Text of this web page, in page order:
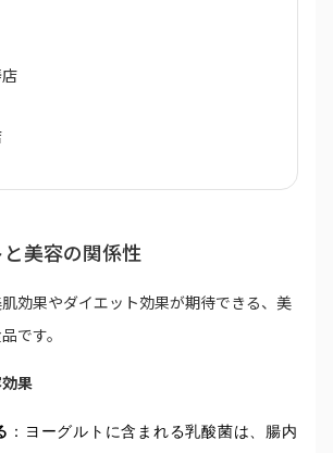
美容の関係性
効果やダイエット効果が期待できる、美
です。
果
：ヨーグルトに含まれる乳酸菌は、腸内